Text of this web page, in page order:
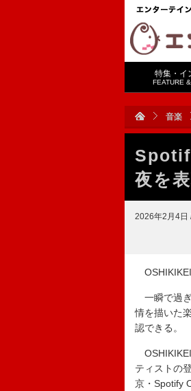
特集・イ
FEATURE
音楽
夜を
2026年2月4日
一瞬で過
情を描いた
認できる。
ティストの
京・Spotify